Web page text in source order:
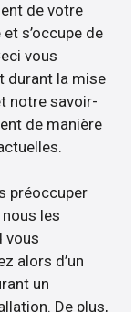
de votre
s’occupe de
vous
durant la mise
notre savoir-
de manière
préoccuper
les
vous
alors d’un
un
De plus,